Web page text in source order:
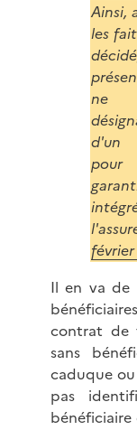
Ainsi,
les
ne
d'un
pour
février
Il en va de
contrat de
sans
caduque
pas